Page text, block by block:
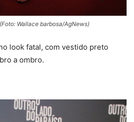
Wallace barbosa/AgNews)
look fatal, com vestido preto
a ombro.